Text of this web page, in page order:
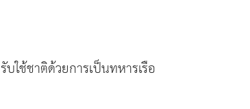
ช้ชาติด้วยการเป็นทหารเรือ